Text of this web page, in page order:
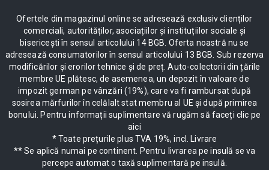
Ofertele din magazinul online se adresează exclusiv clienților
comerciali, autorităților, asociațiilor și instituțiilor sociale și
bisericești în sensul articolului 14 BGB. Oferta noastră nu se
adresează consumatorilor în sensul articolului 13 BGB. Sub rezerva
modificărilor și erorilor tehnice și de preț. Auto-colectorii din țările
membre UE plătesc, de asemenea, un depozit în valoare de
impozit german pe vânzări (19%), care va fi rambursat după
sosirea mărfurilor în celălalt stat membru al UE și după primirea
bonului. Pentru informații suplimentare vă rugăm să faceți clic pe
aici
* Toate prețurile plus TVA 19%, incl. Livrare
** Se aplică numai pe continent. Pentru livrarea pe insulă se va
percepe automat o taxă suplimentară pe insulă.